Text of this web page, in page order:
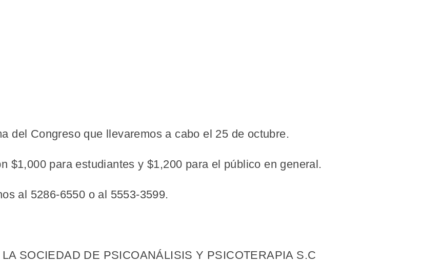
del Congreso que llevaremos a cabo el 25 de octubre.
$1,000 para estudiantes y $1,200 para el público en general.
al 5286-6550 o al 5553-3599.
SOCIEDAD DE PSICOANÁLISIS Y PSICOTERAPIA S.C